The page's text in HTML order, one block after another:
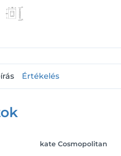
Értékelés
kate Cosmopolitan